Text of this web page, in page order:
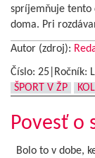
spríjemňuje tento
doma. Pri
Autor (zdroj):
Číslo: 25|Ročník:
ŠPORT V ŽP
Povesť o
Bolo to v dobe,